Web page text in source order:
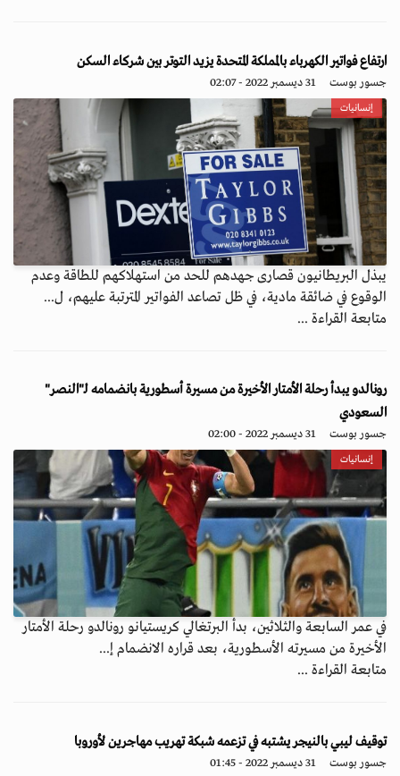
ارتفاع فواتير الكهرباء بالمملكة المتحدة يزيد التوتر بين شركاء السكن
جسور بوست 31 ديسمبر 2022 - 02:07
إنسانيات
يبذل البريطانيون قصارى جهدهم للحد من استهلاكهم للطاقة وعدم
الوقوع في ضائقة مادية، في ظل تصاعد الفواتير المترتبة عليهم، ل...
متابعة القراءة ...
رونالدو يبدأ رحلة الأمتار الأخيرة من مسيرة أسطورية بانضمامه لـ"النصر"
السعودي
جسور بوست 31 ديسمبر 2022 - 02:00
إنسانيات
في عمر السابعة والثلاثين، بدأ البرتغالي كريستيانو رونالدو رحلة الأمتار
الأخيرة من مسيرته الأسطورية، بعد قراره الانضمام إ...
متابعة القراءة ...
توقيف ليبي بالنيجر يشتبه في تزعمه شبكة تهريب مهاجرين لأوروبا
جسور بوست 31 ديسمبر 2022 - 01:45